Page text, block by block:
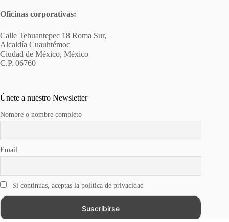
Oficinas corporativas:
Calle Tehuantepec 18 Roma Sur,
Alcaldía Cuauhtémoc
Ciudad de México, México
C.P. 06760
Únete a nuestro Newsletter
Nombre o nombre completo
Email
Si continúas, aceptas la política de privacidad